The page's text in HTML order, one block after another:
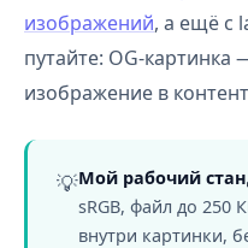
изображений, а ещё с
путайте: OG-картинка
изображение в
💡Мой рабочий
sRGB, файл до 250
внутри картинки,